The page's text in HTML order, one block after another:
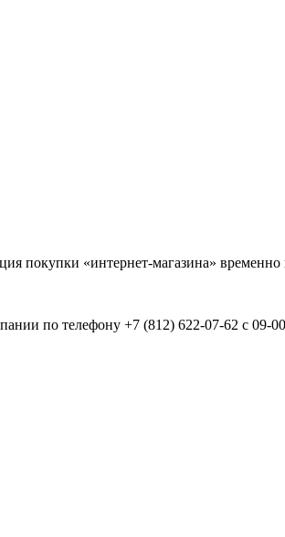
покупки «интернет-магазина» временно
по телефону +7 (812) 622-07-62 с 09-